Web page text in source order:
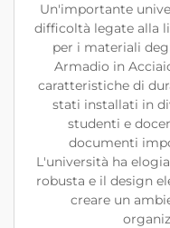
Un'importante
difficoltà legate alla
per i materiali
Armadio in
caratteristiche di
stati installati in
studenti e
documenti
L'università ha
robusta e il design
creare un